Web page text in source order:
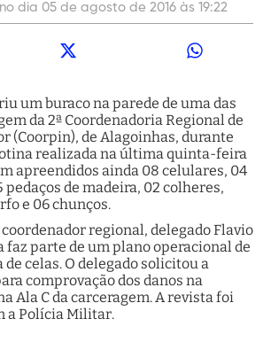
no dia 05 de agosto de 2016 às 19:22
um buraco na parede de uma das
da 2ª Coordenadoria Regional de
(Coorpin), de Alagoinhas, durante
realizada na última quinta-feira
apreendidos ainda 08 celulares, 04
de madeira, 02 colheres,
e 06 chunços.
coordenador regional, delegado Flavio
faz parte de um plano operacional de
celas. O delegado solicitou a
comprovação dos danos na
Ala C da carceragem. A revista foi
a Polícia Militar.